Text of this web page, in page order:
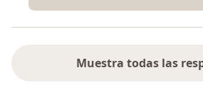
Muestra todas las